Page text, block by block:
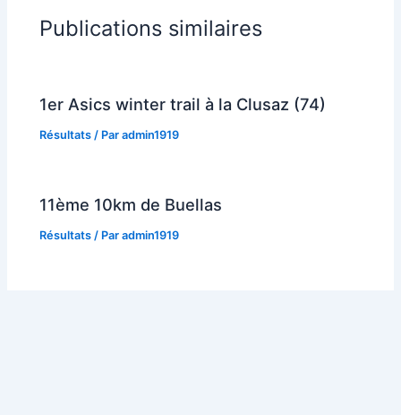
Publications similaires
1er Asics winter trail à la Clusaz (74)
Résultats / Paradmin1919
11ème 10km de Buellas
Résultats / Paradmin1919